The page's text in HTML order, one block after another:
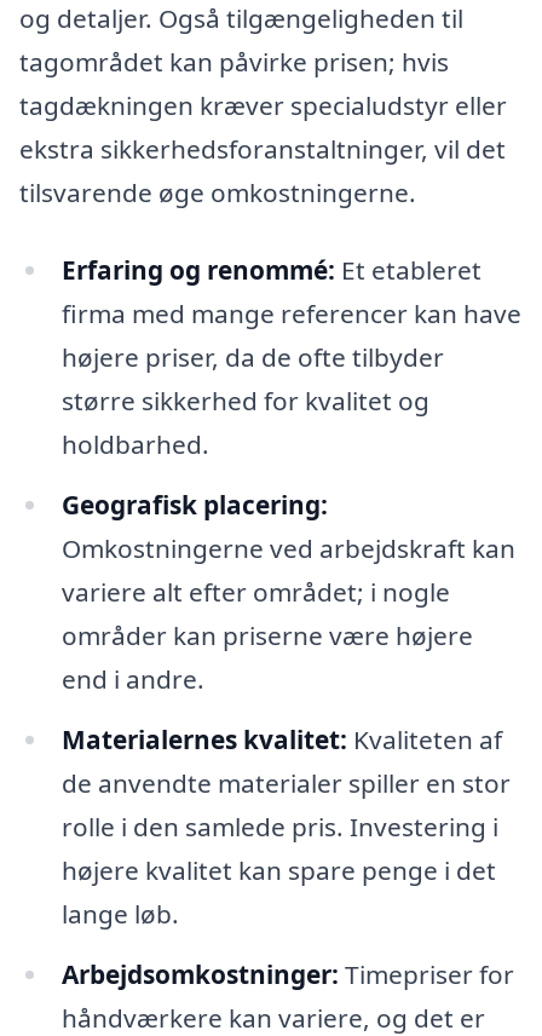
og detaljer. Også tilgængeligheden til
tagområdet kan påvirke prisen; hvis
tagdækningen kræver specialudstyr eller
ekstra sikkerhedsforanstaltninger, vil det
tilsvarende øge omkostningerne.
Erfaring og renommé: Et etableret
firma med mange referencer kan have
højere priser, da de ofte tilbyder
større sikkerhed for kvalitet og
holdbarhed.
Geografisk placering:
Omkostningerne ved arbejdskraft kan
variere alt efter området; i nogle
områder kan priserne være højere
end i andre.
Materialernes kvalitet: Kvaliteten af
de anvendte materialer spiller en stor
rolle i den samlede pris. Investering i
højere kvalitet kan spare penge i det
lange løb.
Arbejdsomkostninger: Timepriser for
håndværkere kan variere, og det er